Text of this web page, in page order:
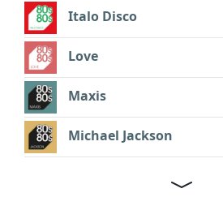
Italo Disco
Love
Maxis
Michael Jackson